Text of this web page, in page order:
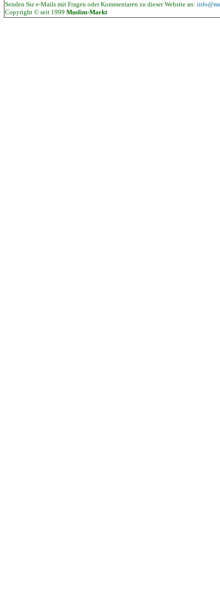
Senden Sie e-Mails mit Fragen oder Kommentaren zu dieser Website an:
Copyright © seit 1999 Muslim-Markt